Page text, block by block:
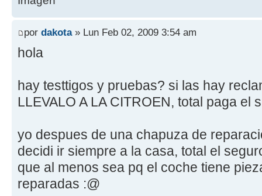
por dakota» Lun Feb 02, 2009 3:54 am
hola
hay testtigos y pruebas? si las hay
LLEVALO A LA CITROEN, total paga el
yo despues de una chapuza de
decidi ir siempre a la casa, total el
que al menos sea pq el coche tiene
reparadas :@